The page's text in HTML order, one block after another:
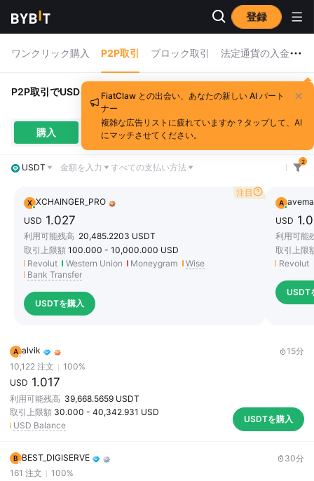
登録
ワンクリック購入 P2P取引 ブロック取引 法定通貨の入金
P2P取引でUSDを使用してUSDTを購入
購入 販売
USDT 金額を入力 すべての支払い方法
2
注目
X XCHAINGER_PRO
USD 1.027
利用可能残高 20,485.2203 USDT
取引上限額 100.000 - 10,000.000 USD
Revolut
Western Union Moneygram
Wise
Bank Transfer
USDTを購入
A
USD
利用可能
取引上限
Revolut
USDT
A alvik
15分
10,122 注文 100%
USD 1.017
利用可能残高 39,668.5659 USDT
取引上限額 30.000 - 40,342.931 USD
USD Balance
USDTを購入
B BEST_DIGISERVE
30分
161 注文 100%
FiatClaw との出会い、あなたの新しい AI パート
ナー
複雑な広告リストに疲れていますか？タップして、AI
にマッチさせてください。